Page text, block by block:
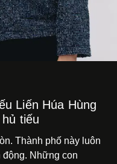
Liến Húa Hùng
tiếu
Thành phố này luôn
Những con